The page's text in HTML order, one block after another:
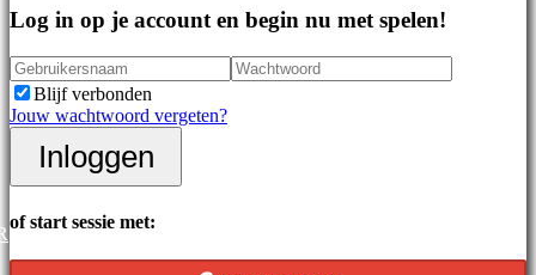
Uitgelichte
games
Nieuwe
uitgaven
Gratis
te
spelen
Categorieën
Strategiespellen
Handleidingen
Ondersteuning
Forums
Winkel
Registreren
Log in op je account en begin nu met spelen!
Blijf verbonden
Jouw wachtwoord vergeten?
Inloggen
of start sessie met: